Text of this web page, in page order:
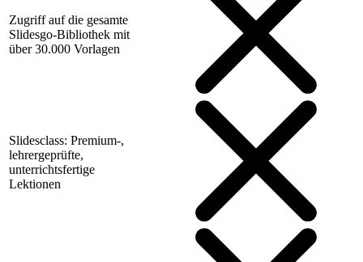
Zugriff auf die gesamte
Slidesgo-Bibliothek mit
über 30.000 Vorlagen
Slidesclass: Premium-,
lehrergeprüfte,
unterrichtsfertige
Lektionen